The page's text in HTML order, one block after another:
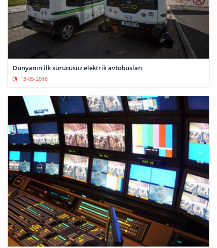
Dünyanın ilk sürücüsüz elektrik avtobusları
13-05-2016